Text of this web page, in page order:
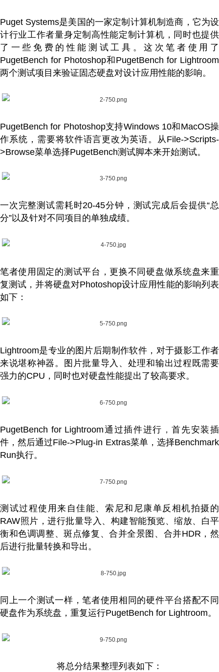
Puget Systems是美国的一家定制计算机制造商，它为设
计行业工作者量身定制高性能定制计算机，同时也提供
了一些免费的性能测试工具。这次笔者使用了
PugetBench for Photoshop和PugetBench for Lightroom
两个测试项目来验证固态硬盘对设计应用性能的影响。
PugetBench for Photoshop支持Windows 10和MacOS操
作系统，需要将软件语言更改为英语。从File->Scripts-
>Browse菜单选择PugetBench测试脚本来开始测试。
一次完整测试需耗时20-45分钟，测试完成后会提供“总
分”以及针对不同项目的单独成绩。
笔者使用固定的测试平台，更换不同硬盘做系统盘来重
复测试，并将硬盘对Photoshop设计应用性能的影响列表
如下：
Lightroom是专业的图片后期制作软件，对于摄影工作者
来说堪称神器。图片批量导入、处理和输出过程既需要
强力的CPU，同时也对硬盘性能提出了较高要求。
PugetBench for Lightroom通过插件进行 ，首先安装插
件，然后通过File->Plug-in Extras菜单，选择Benchmark
Run执行。
测试过程使用来自佳能、索尼和尼康单反相机拍摄的
RAW照片，进行批量导入、构建智能预览、缩放、白平
衡和色调调整、斑点修复、合并全景图、合并HDR，然
后进行批量转换和导出。
同上一个测试一样，笔者使用相同的硬件平台搭配不同
硬盘作为系统盘，重复运行PugetBench for Lightroom。
将总分结果整理列表如下：